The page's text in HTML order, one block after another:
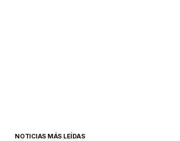
NOTICIAS MÁS LEÍDAS